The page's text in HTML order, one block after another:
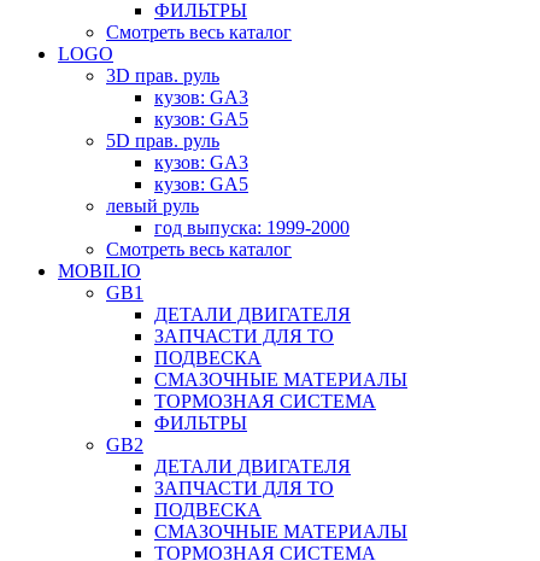
ФИЛЬТРЫ
Смотреть весь каталог
LOGO
3D прав. руль
кузов: GA3
кузов: GA5
5D прав. руль
кузов: GA3
кузов: GA5
левый руль
год выпуска: 1999-2000
Смотреть весь каталог
MOBILIO
GB1
ДЕТАЛИ ДВИГАТЕЛЯ
ЗАПЧАСТИ ДЛЯ ТО
ПОДВЕСКА
СМАЗОЧНЫЕ МАТЕРИАЛЫ
ТОРМОЗНАЯ СИСТЕМА
ФИЛЬТРЫ
GB2
ДЕТАЛИ ДВИГАТЕЛЯ
ЗАПЧАСТИ ДЛЯ ТО
ПОДВЕСКА
СМАЗОЧНЫЕ МАТЕРИАЛЫ
ТОРМОЗНАЯ СИСТЕМА